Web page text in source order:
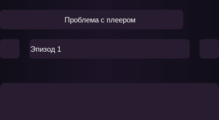
Проблема с плеером
Эпизод 1